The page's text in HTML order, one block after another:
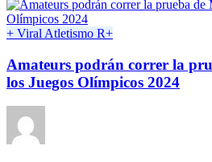
+ Viral Atletismo R+
Amateurs podrán correr la
los Juegos Olímpicos 2024